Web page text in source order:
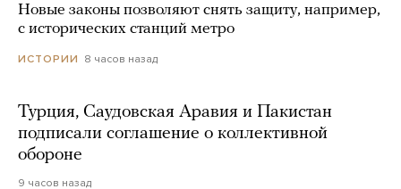
Новые законы позволяют снять защиту, например,
с исторических станций метро
ИСТОРИИ 8 часов назад
Турция, Саудовская Аравия и Пакистан
подписали соглашение о коллективной
обороне
9 часов назад